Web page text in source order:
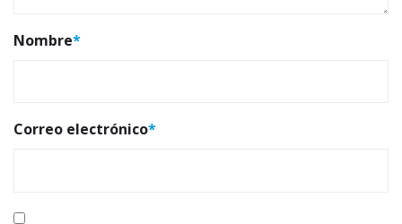
Nombre*
Correo electrónico*